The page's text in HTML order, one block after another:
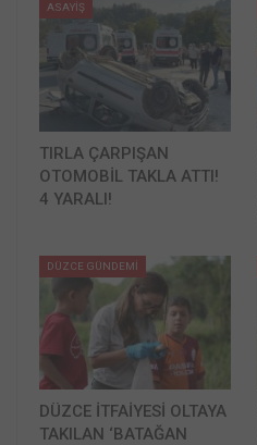
ASAYİŞ
TIRLA ÇARPIŞAN
OTOMOBİL TAKLA ATTI!
4 YARALI!
DÜZCE GÜNDEMİ
DÜZCE İTFAİYESİ OLTAYA
TAKILAN ‘BATAĞAN